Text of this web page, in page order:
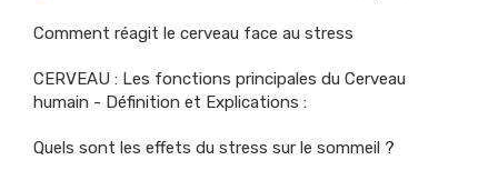
Comment réagit le cerveau face au stress
CERVEAU : Les fonctions principales du Cerveau
humain - Définition et Explications :
Quels sont les effets du stress sur le sommeil ?